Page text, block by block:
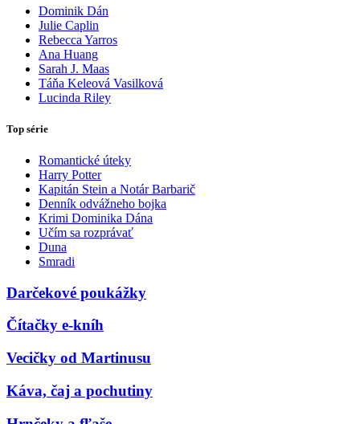
Dominik Dán
Julie Caplin
Rebecca Yarros
Ana Huang
Sarah J. Maas
Táňa Keleová Vasilková
Lucinda Riley
Top série
Romantické úteky
Harry Potter
Kapitán Stein a Notár Barbarič
Denník odvážneho bojka
Krimi Dominika Dána
Učím sa rozprávať
Duna
Smradi
Darčekové poukážky
Čítačky e-kníh
Vecičky od Martinusu
Káva, čaj a pochutiny